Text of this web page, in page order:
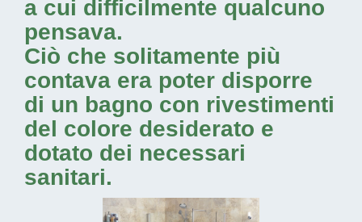
a cui difficilmente qualcuno
pensava.
Ciò che solitamente più
contava era poter disporre
di un bagno con rivestimenti
del colore desiderato e
dotato dei necessari
sanitari.